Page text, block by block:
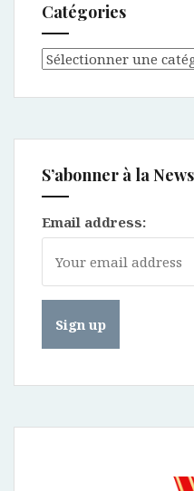
Catégories
Catégories
S’abonner à la
Email address: